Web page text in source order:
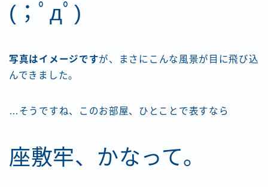
(；ﾟдﾟ)
写真はイメージですが、まさにこんな風景が目に飛び込
んできました。
…そうですね、このお部屋、ひとことで表すなら
座敷牢、かなって。